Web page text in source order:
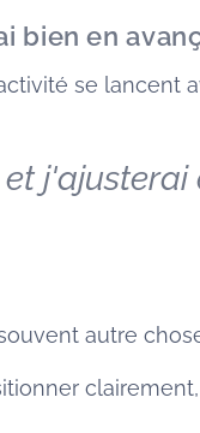
bien en
se lancent
et
autre
clairement,